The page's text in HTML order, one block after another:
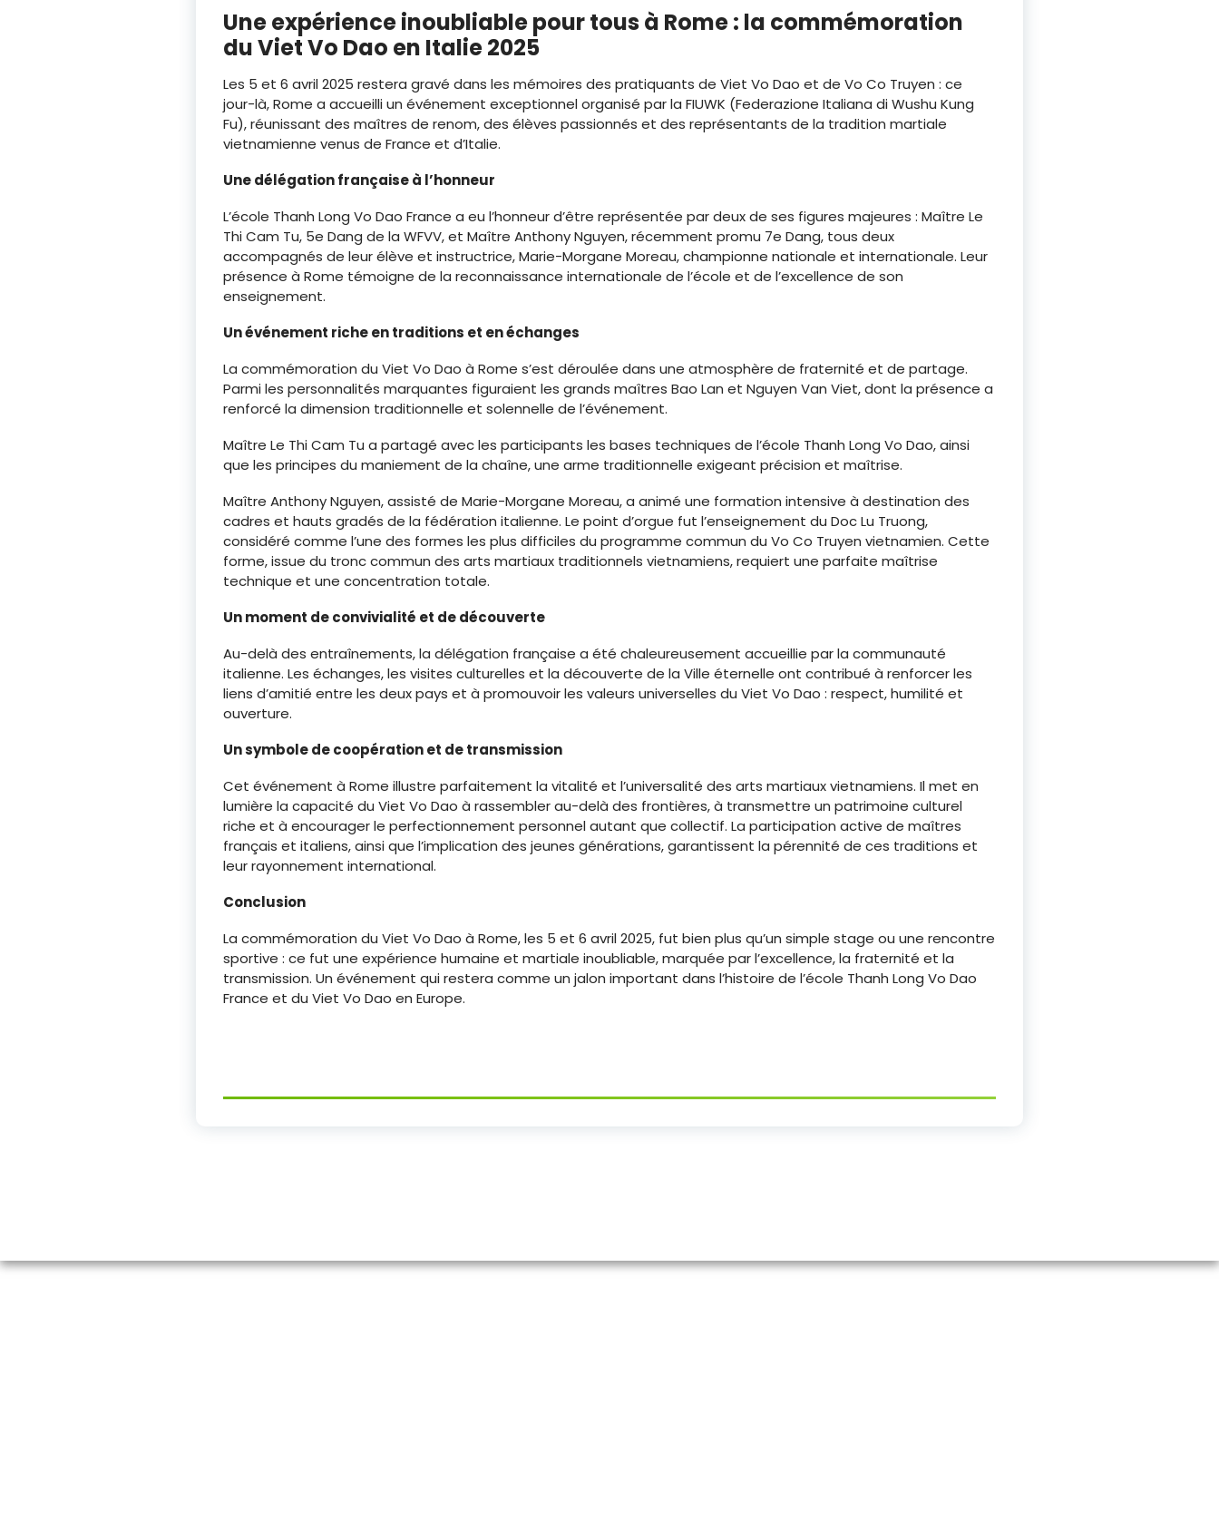
Une expérience inoubliable pour tous à Rome : la commémoration
du Viet Vo Dao en Italie 2025
Les 5 et 6 avril 2025 restera gravé dans les mémoires des pratiquants de Viet Vo Dao et de Vo Co Truyen : ce
jour-là, Rome a accueilli un événement exceptionnel organisé par la FIUWK (Federazione Italiana di Wushu Kung
Fu), réunissant des maîtres de renom, des élèves passionnés et des représentants de la tradition martiale
vietnamienne venus de France et d’Italie.
Une délégation française à l’honneur
L’école Thanh Long Vo Dao France a eu l’honneur d’être représentée par deux de ses figures majeures : Maître Le
Thi Cam Tu, 5e Dang de la WFVV, et Maître Anthony Nguyen, récemment promu 7e Dang, tous deux
accompagnés de leur élève et instructrice, Marie-Morgane Moreau, championne nationale et internationale. Leur
présence à Rome témoigne de la reconnaissance internationale de l’école et de l’excellence de son
enseignement.
Un événement riche en traditions et en échanges
La commémoration du Viet Vo Dao à Rome s’est déroulée dans une atmosphère de fraternité et de partage.
Parmi les personnalités marquantes figuraient les grands maîtres Bao Lan et Nguyen Van Viet, dont la présence a
renforcé la dimension traditionnelle et solennelle de l’événement.
Maître Le Thi Cam Tu a partagé avec les participants les bases techniques de l’école Thanh Long Vo Dao, ainsi
que les principes du maniement de la chaîne, une arme traditionnelle exigeant précision et maîtrise.
Maître Anthony Nguyen, assisté de Marie-Morgane Moreau, a animé une formation intensive à destination des
cadres et hauts gradés de la fédération italienne. Le point d’orgue fut l’enseignement du Doc Lu Truong,
considéré comme l’une des formes les plus difficiles du programme commun du Vo Co Truyen vietnamien. Cette
forme, issue du tronc commun des arts martiaux traditionnels vietnamiens, requiert une parfaite maîtrise
technique et une concentration totale.
Un moment de convivialité et de découverte
Au-delà des entraînements, la délégation française a été chaleureusement accueillie par la communauté
italienne. Les échanges, les visites culturelles et la découverte de la Ville éternelle ont contribué à renforcer les
liens d’amitié entre les deux pays et à promouvoir les valeurs universelles du Viet Vo Dao : respect, humilité et
ouverture.
Un symbole de coopération et de transmission
Cet événement à Rome illustre parfaitement la vitalité et l’universalité des arts martiaux vietnamiens. Il met en
lumière la capacité du Viet Vo Dao à rassembler au-delà des frontières, à transmettre un patrimoine culturel
riche et à encourager le perfectionnement personnel autant que collectif. La participation active de maîtres
français et italiens, ainsi que l’implication des jeunes générations, garantissent la pérennité de ces traditions et
leur rayonnement international.
Conclusion
La commémoration du Viet Vo Dao à Rome, les 5 et 6 avril 2025, fut bien plus qu’un simple stage ou une rencontre
sportive : ce fut une expérience humaine et martiale inoubliable, marquée par l’excellence, la fraternité et la
transmission. Un événement qui restera comme un jalon important dans l’histoire de l’école Thanh Long Vo Dao
France et du Viet Vo Dao en Europe.